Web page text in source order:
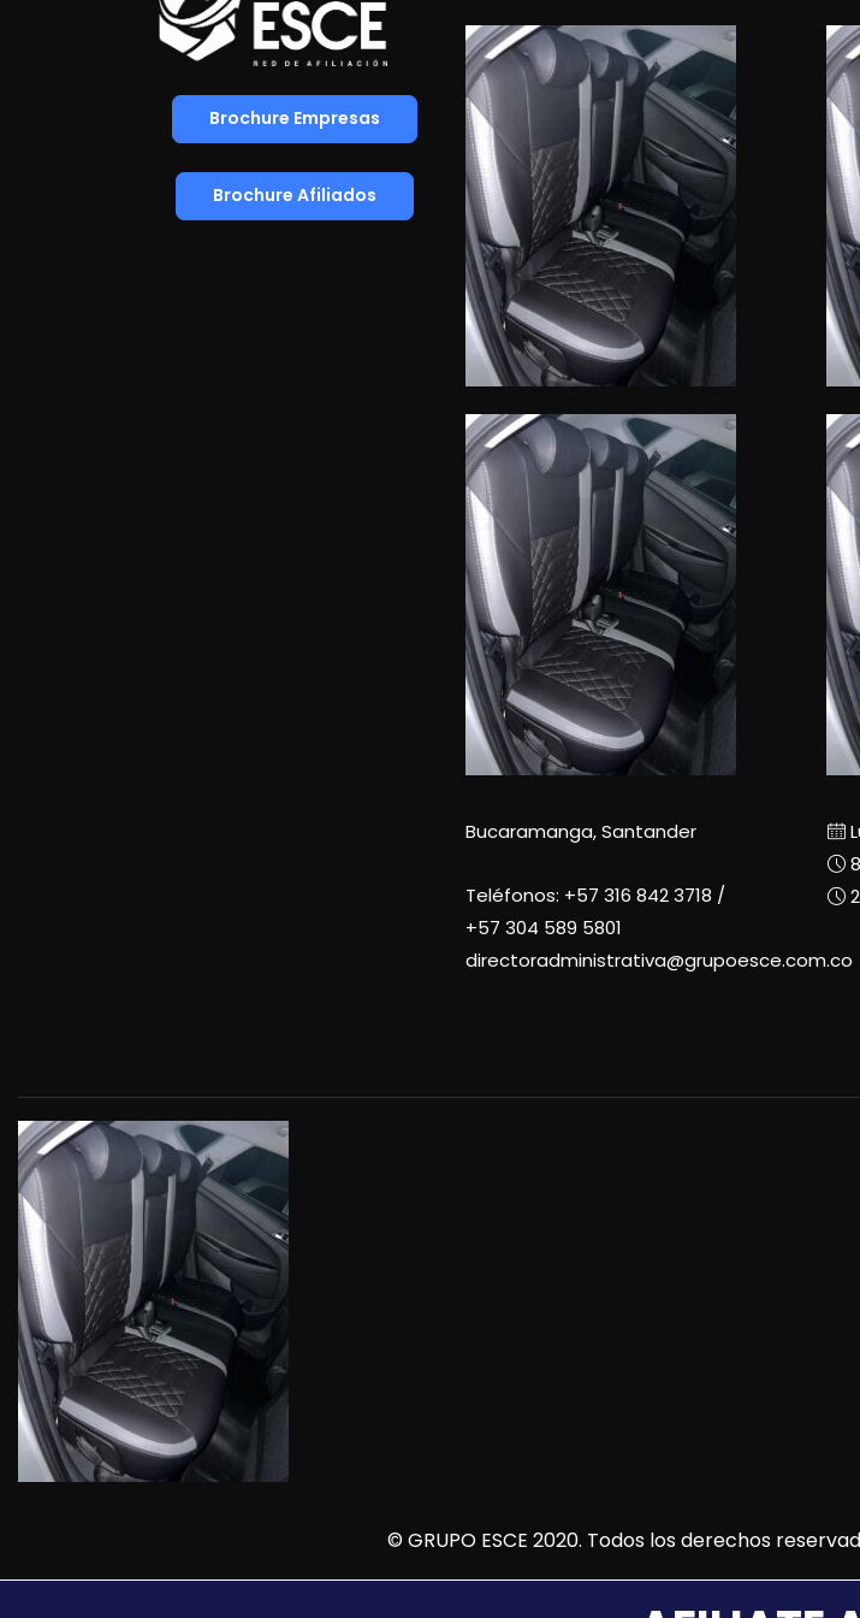
Brochure Empresas
Brochure Afiliados
Bucaramanga, Santander
Teléfonos: +57 316 842 3718 /
+57 304 589 5801
directoradministrativa@grupoesce.com.co
© GRUPO ESCE 2020. Todos los derechos